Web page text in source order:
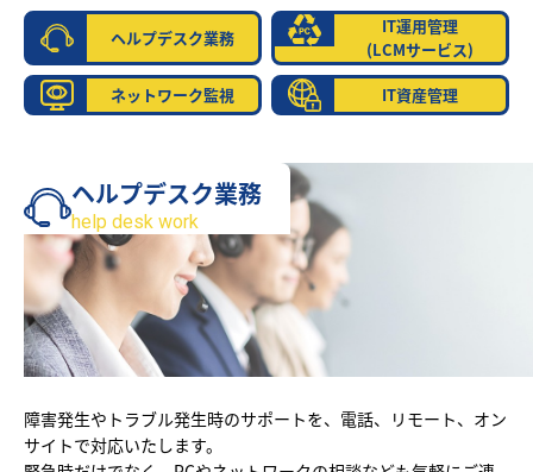
ヘルプデスク業務
IT運用管理
(LCMサービス)
ネットワーク監視
IT資産管理
ヘルプデスク業務
help desk work
障害発生やトラブル発生時のサポートを、電話、リモート、オン
サイトで対応いたします。